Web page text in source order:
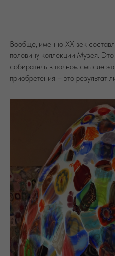
Вообще, именно ХХ век
половину коллекции Музея.
собиратель в полном смысле
приобретения – это результат